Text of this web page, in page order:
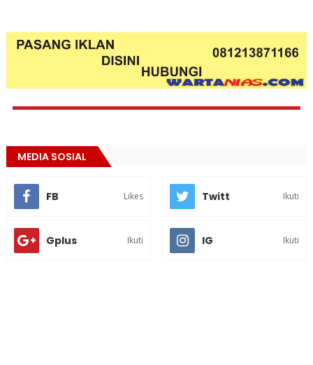
MEDIA SOSIAL
FB Likes Twitt Ikuti
Gplus Ikuti IG Ikuti